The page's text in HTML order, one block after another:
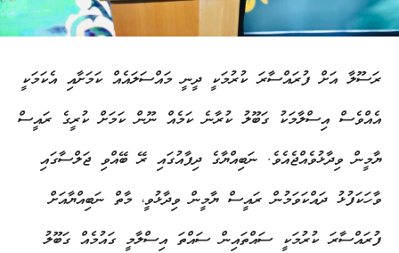
ރަސޫލާ އަށް ފުރައްސާރަ ކުރުމަކީ ދީނީ މައްސަލައެއް ކަމަށާއި އެކަމަކީ
އެއްވެސް އިސްލާމަކު ގަބޫލު ކުރާނެ ކަމެއް ނޫން ކަމަށް ކުރީގެ ރައީސް
ޔާމީން ވިދާޅުވެއްޖެއެވެ. ނަބިއްޔާގެ ދިފާއުގައި ރޭ ބޭއްވި ޖަލްސާގައި
ވާހަކަފުޅު ދައްކަވަމުން ރައީސް ޔާމީން ވިދާޅުވީ، މާތް ނަބިއްޔާއަށް
ފުރައްސާރަ ކުރުމަކީ ސައްތައިން ސައްތަ އިސްލާމީ ގައުމެއް ގަބޫލު